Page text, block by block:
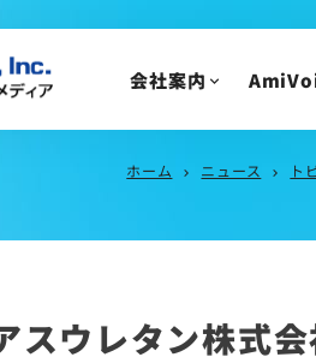
ニュースリリース
トピックス
メディア掲載
会社案内
ホーム chevron_right ニュース chevron_right ト
スウレタン株式